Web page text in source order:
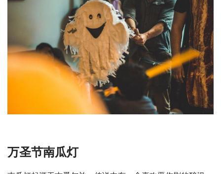
万圣节南瓜灯